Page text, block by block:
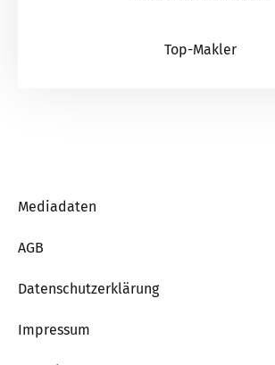
Top-Makler
Mediadaten
AGB
Datenschutzerklärung
Impressum